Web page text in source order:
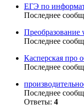
ЕГЭ по
Последнее
Преобразование
Последнее
Касперская про
Последнее
Последнее
Ответы: 4